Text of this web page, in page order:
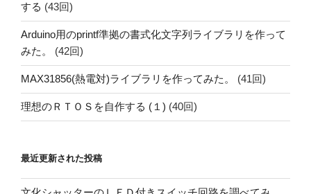
する (43回)
Arduino用のprintf準拠の書式化文字列ライブラリを作って
みた。
(42回)
MAX31856(熱電対)ライブラリを作ってみた。 (41回)
理想のＲＴＯＳを自作する (１) (40回)
最近更新された投稿